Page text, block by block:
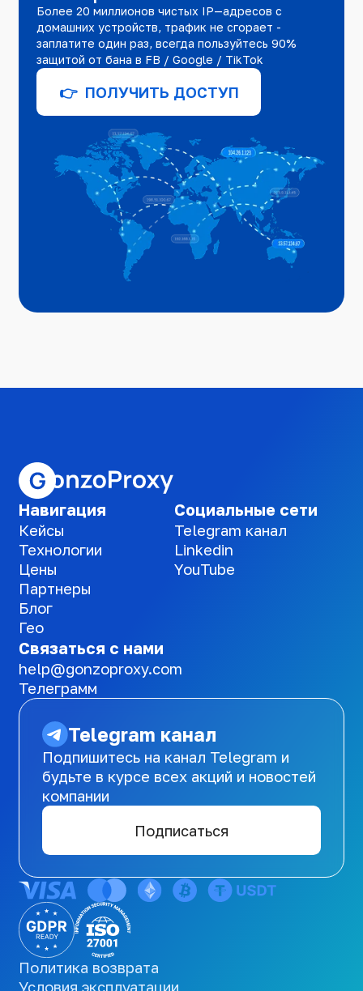
Более 20 миллионов чистых IP—адресов с
домашних устройств, трафик не сгорает -
заплатите один раз, всегда пользуйтесь 90%
защитой от бана в FB / Google / TikTok
👉 ПОЛУЧИТЬ ДОСТУП
Навигация
Кейсы
Технологии
Цены
Партнеры
Блог
Гео
Социальные сети
Telegram канал
Linkedin
YouTube
Связаться с нами
help@gonzoproxy.com
Телеграмм
Telegram канал
Подпишитесь на канал Telegram и
будьте в курсе всех акций и новостей
компании
Подписаться
Политика возврата
Условия эксплуатации